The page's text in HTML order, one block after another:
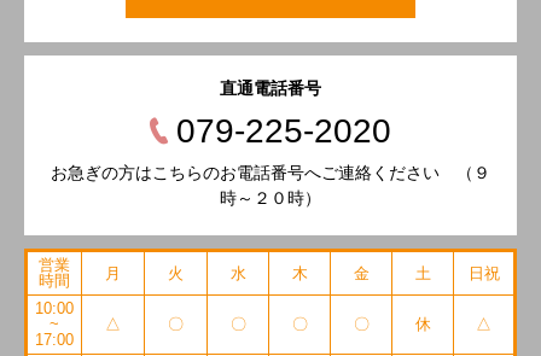
直通電話番号
079-225-2020
お急ぎの方はこちらのお電話番号へご連絡ください （９
時～２０時）
営業
時間
月 火 水 木 金 土
日祝
10:00
~
17:00
△ 〇 〇 〇 〇 休 △